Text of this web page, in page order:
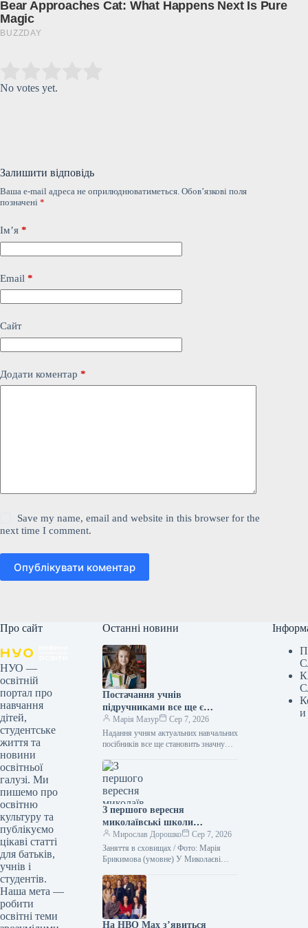
No votes yet.
Залишити відповідь
Ваша e-mail адреса не оприлюднюватиметься. Обов’язкові поля
позначені *
Ім’я *
Email *
Сайт
Додати коментар *
Save my name, email and website in this browser for the
next time I comment.
Опублікувати коментар
Про сайт
НУО —
освітній
портал про
навчання
дітей,
студентське
життя та
новини
освітньої
галузі. Ми
пишемо про
освітню
культуру та
публікуємо
цікаві статті
для батьків,
учнів і
студентів.
Наша мета —
робити
освітні теми
Останні новини
Постачання учнів
підручниками все ще є
проблемою, – міністр
Марія Мазур
Сер 7, 2026
Надання учням актуальних навчальних
посібників все ще становить значну
очільник Міністерства освіти і науки
Андрій Бутенко…
З першого вересня
миколаївські школи
розпочнуть навчання, проте
уроки проводитимуться
виключно в захисних
Мирослав Дорошко
Сер 7, 2026
Заняття в сховищах / Фото: Марія
Брикимова (умовне) У Миколаєві
в укриттях. Міська влада розглядає
такий…
На HBO Max з’явиться
и